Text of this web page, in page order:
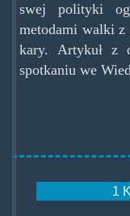
swej polityki
metodami walki z
kary. Artykuł z
spotkaniu we
1